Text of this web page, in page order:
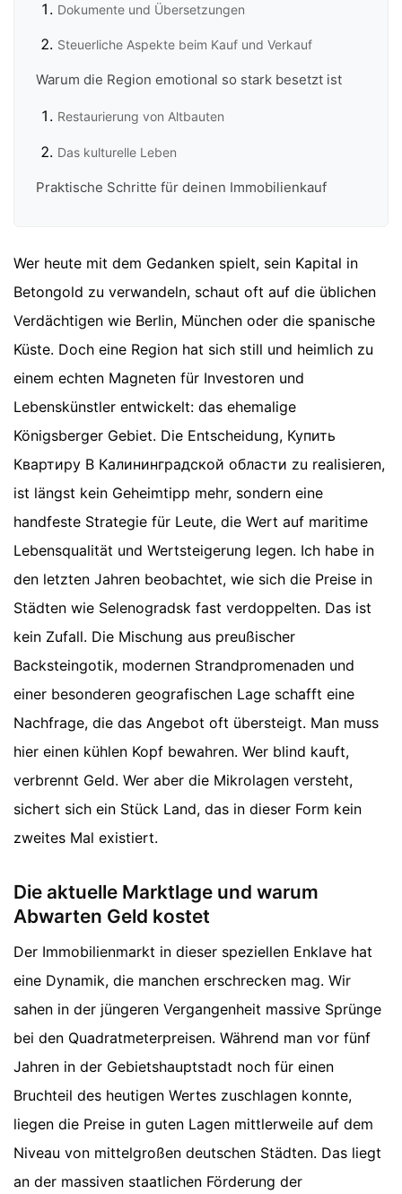
Dokumente und Übersetzungen
Steuerliche Aspekte beim Kauf und Verkauf
Warum die Region emotional so stark besetzt ist
Restaurierung von Altbauten
Das kulturelle Leben
Praktische Schritte für deinen Immobilienkauf
Wer heute mit dem Gedanken spielt, sein Kapital in
Betongold zu verwandeln, schaut oft auf die üblichen
Verdächtigen wie Berlin, München oder die spanische
Küste. Doch eine Region hat sich still und heimlich zu
einem echten Magneten für Investoren und
Lebenskünstler entwickelt: das ehemalige
Königsberger Gebiet. Die Entscheidung, Купить
Квартиру В Калининградской области zu realisieren,
ist längst kein Geheimtipp mehr, sondern eine
handfeste Strategie für Leute, die Wert auf maritime
Lebensqualität und Wertsteigerung legen. Ich habe in
den letzten Jahren beobachtet, wie sich die Preise in
Städten wie Selenogradsk fast verdoppelten. Das ist
kein Zufall. Die Mischung aus preußischer
Backsteingotik, modernen Strandpromenaden und
einer besonderen geografischen Lage schafft eine
Nachfrage, die das Angebot oft übersteigt. Man muss
hier einen kühlen Kopf bewahren. Wer blind kauft,
verbrennt Geld. Wer aber die Mikrolagen versteht,
sichert sich ein Stück Land, das in dieser Form kein
zweites Mal existiert.
Die aktuelle Marktlage und warum
Abwarten Geld kostet
Der Immobilienmarkt in dieser speziellen Enklave hat
eine Dynamik, die manchen erschrecken mag. Wir
sahen in der jüngeren Vergangenheit massive Sprünge
bei den Quadratmeterpreisen. Während man vor fünf
Jahren in der Gebietshauptstadt noch für einen
Bruchteil des heutigen Wertes zuschlagen konnte,
liegen die Preise in guten Lagen mittlerweile auf dem
Niveau von mittelgroßen deutschen Städten. Das liegt
an der massiven staatlichen Förderung der